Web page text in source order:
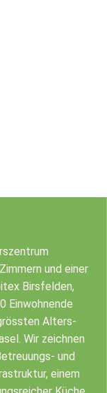
und einer
Birsfelden,
Einwohnende
Alters-
Wir zeichnen
und
einem